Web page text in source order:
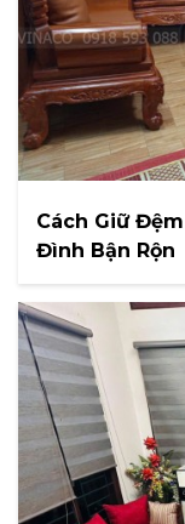
Cách Giữ
Đình Bận Rộn